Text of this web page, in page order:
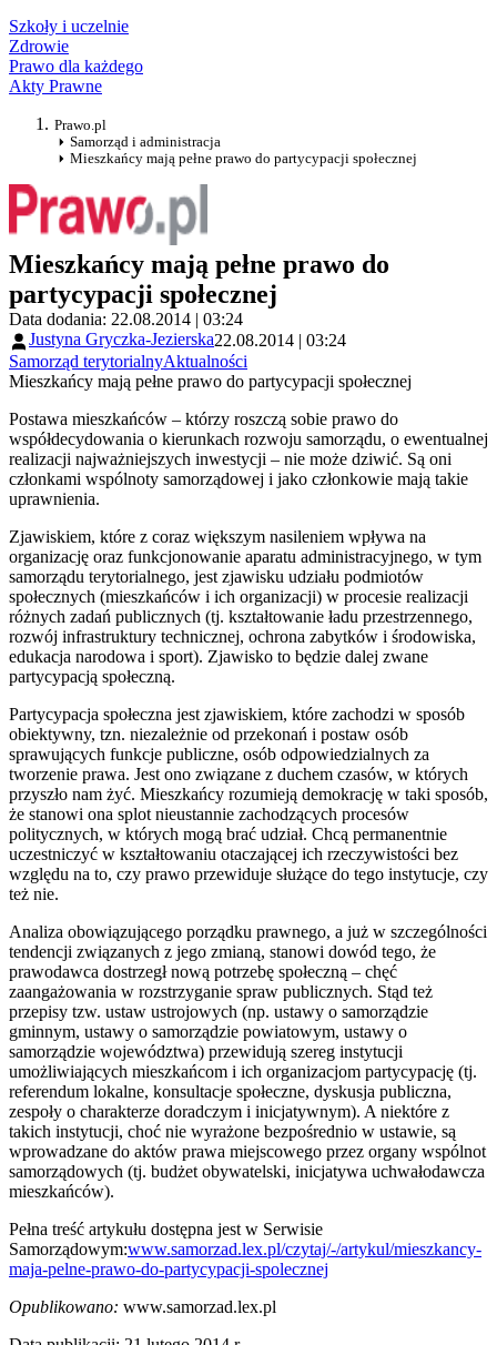
Szkoły i uczelnie
Zdrowie
Prawo dla każdego
Akty Prawne
Prawo.pl
Samorząd i administracja
Mieszkańcy mają pełne prawo do partycypacji społecznej
Mieszkańcy mają pełne prawo do
partycypacji społecznej
Data dodania: 22.08.2014 | 03:24
Justyna Gryczka-Jezierska22.08.2014 | 03:24
Samorząd terytorialnyAktualności
Mieszkańcy mają pełne prawo do partycypacji społecznej
Postawa mieszkańców – którzy roszczą sobie prawo do
współdecydowania o kierunkach rozwoju samorządu, o ewentualnej
realizacji najważniejszych inwestycji – nie może dziwić. Są oni
członkami wspólnoty samorządowej i jako członkowie mają takie
uprawnienia.
Zjawiskiem, które z coraz większym nasileniem wpływa na
organizację oraz funkcjonowanie aparatu administracyjnego, w tym
samorządu terytorialnego, jest zjawisku udziału podmiotów
społecznych (mieszkańców i ich organizacji) w procesie realizacji
różnych zadań publicznych (tj. kształtowanie ładu przestrzennego,
rozwój infrastruktury technicznej, ochrona zabytków i środowiska,
edukacja narodowa i sport). Zjawisko to będzie dalej zwane
partycypacją społeczną.
Partycypacja społeczna jest zjawiskiem, które zachodzi w sposób
obiektywny, tzn. niezależnie od przekonań i postaw osób
sprawujących funkcje publiczne, osób odpowiedzialnych za
tworzenie prawa. Jest ono związane z duchem czasów, w których
przyszło nam żyć. Mieszkańcy rozumieją demokrację w taki sposób,
że stanowi ona splot nieustannie zachodzących procesów
politycznych, w których mogą brać udział. Chcą permanentnie
uczestniczyć w kształtowaniu otaczającej ich rzeczywistości bez
względu na to, czy prawo przewiduje służące do tego instytucje, czy
też nie.
Analiza obowiązującego porządku prawnego, a już w szczególności
tendencji związanych z jego zmianą, stanowi dowód tego, że
prawodawca dostrzegł nową potrzebę społeczną – chęć
zaangażowania w rozstrzyganie spraw publicznych. Stąd też
przepisy tzw. ustaw ustrojowych (np. ustawy o samorządzie
gminnym, ustawy o samorządzie powiatowym, ustawy o
samorządzie województwa) przewidują szereg instytucji
umożliwiających mieszkańcom i ich organizacjom partycypację (tj.
referendum lokalne, konsultacje społeczne, dyskusja publiczna,
zespoły o charakterze doradczym i inicjatywnym). A niektóre z
takich instytucji, choć nie wyrażone bezpośrednio w ustawie, są
wprowadzane do aktów prawa miejscowego przez organy wspólnot
samorządowych (tj. budżet obywatelski, inicjatywa uchwałodawcza
mieszkańców).
Pełna treść artykułu dostępna jest w Serwisie
Samorządowym:www.samorzad.lex.pl/czytaj/-/artykul/mieszkancy-
maja-pelne-prawo-do-partycypacji-spolecznej
Opublikowano: www.samorzad.lex.pl